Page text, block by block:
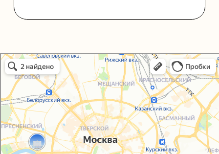
Упаковали Онлайн в Москве
Москва
© 2021-2025, ООО "УПАКОВАЛИ ОНЛАЙН"
Сайт разработалаbogachevas